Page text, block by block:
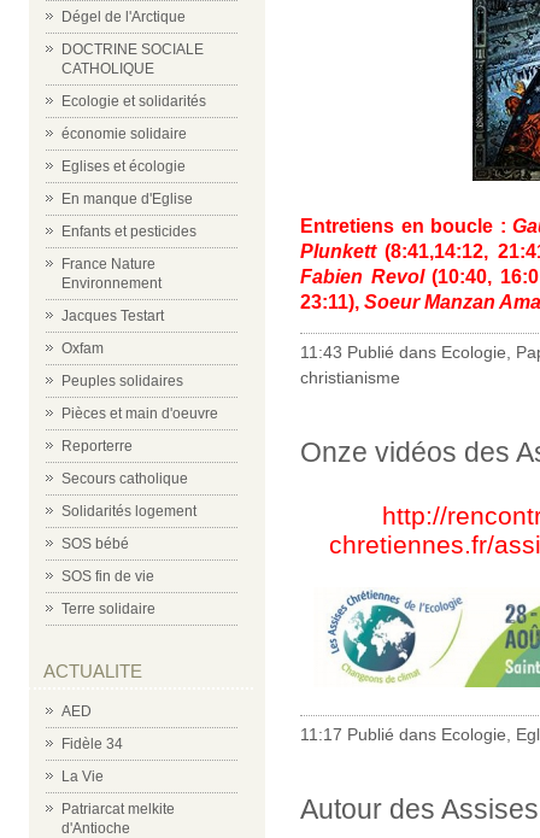
Dégel de l'Arctique
DOCTRINE SOCIALE
CATHOLIQUE
Ecologie et solidarités
économie solidaire
Eglises et écologie
En manque d'Eglise
Enfants et pesticides
France Nature
Environnement
Jacques Testart
Oxfam
Peuples solidaires
Pièces et main d'oeuvre
Reporterre
Secours catholique
Solidarités logement
SOS bébé
SOS fin de vie
Terre solidaire
ACTUALITE
AED
Fidèle 34
La Vie
Patriarcat melkite
d'Antioche
Entretiens en boucle :
Plunkett(8:41,14:12,
Fabien Revol(10:40,
23:11), Soeur Manzan
11:43 Publié dans Ecologie,
christianisme
Onze vidéos des
http://
chretiennes.fr/
11:17 Publié dans Ecologie,
Autour des